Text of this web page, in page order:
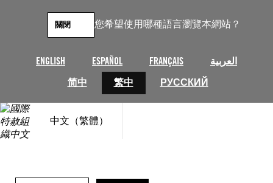
您希望使用哪種語言瀏覽本網站？
ENGLISH ESPAÑOL FRANÇAIS
العربية
简中
繁中 РУССКИЙ
關閉
中文（繁體）